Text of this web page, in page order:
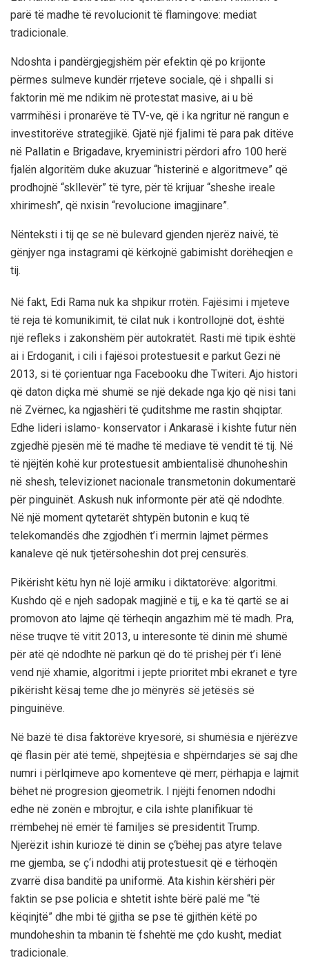
parë të madhe të revolucionit të flamingove: mediat
tradicionale.
Ndoshta i pandërgjegjshëm për efektin që po krijonte
përmes sulmeve kundër rrjeteve sociale, që i shpalli si
faktorin më me ndikim në protestat masive, ai u bë
varrmihësi i pronarëve të TV-ve, që i ka ngritur në rangun e
investitorëve strategjikë. Gjatë një fjalimi të para pak ditëve
në Pallatin e Brigadave, kryeministri përdori afro 100 herë
fjalën algoritëm duke akuzuar “histerinë e algoritmeve” që
prodhojnë “skllevër” të tyre, për të krijuar “sheshe ireale
xhirimesh”, që nxisin “revolucione imagjinare”.
Nënteksti i tij qe se në bulevard gjenden njerëz naivë, të
gënjyer nga instagrami që kërkojnë gabimisht dorëheqjen e
tij.
Në fakt, Edi Rama nuk ka shpikur rrotën. Fajësimi i mjeteve
të reja të komunikimit, të cilat nuk i kontrollojnë dot, është
një refleks i zakonshëm për autokratët. Rasti më tipik është
ai i Erdoganit, i cili i fajësoi protestuesit e parkut Gezi në
2013, si të çorientuar nga Facebooku dhe Twiteri. Ajo histori
që daton diçka më shumë se një dekade nga kjo që nisi tani
në Zvërnec, ka ngjashëri të çuditshme me rastin shqiptar.
Edhe lideri islamo- konservator i Ankarasë i kishte futur nën
zgjedhë pjesën më të madhe të mediave të vendit të tij. Në
të njëjtën kohë kur protestuesit ambientalisë dhunoheshin
në shesh, televizionet nacionale transmetonin dokumentarë
për pinguinët. Askush nuk informonte për atë që ndodhte.
Në një moment qytetarët shtypën butonin e kuq të
telekomandës dhe zgjodhën t’i merrnin lajmet përmes
kanaleve që nuk tjetërsoheshin dot prej censurës.
Pikërisht këtu hyn në lojë armiku i diktatorëve: algoritmi.
Kushdo që e njeh sadopak magjinë e tij, e ka të qartë se ai
promovon ato lajme që tërheqin angazhim më të madh. Pra,
nëse truqve të vitit 2013, u interesonte të dinin më shumë
për atë që ndodhte në parkun që do të prishej për t’i lënë
vend një xhamie, algoritmi i jepte prioritet mbi ekranet e tyre
pikërisht kësaj teme dhe jo mënyrës së jetësës së
pinguinëve.
Në bazë të disa faktorëve kryesorë, si shumësia e njërëzve
që flasin për atë temë, shpejtësia e shpërndarjes së saj dhe
numri i përlqimeve apo komenteve që merr, përhapja e lajmit
bëhet në progresion gjeometrik. I njëjti fenomen ndodhi
edhe në zonën e mbrojtur, e cila ishte planifikuar të
rrëmbehej në emër të familjes së presidentit Trump.
Njerëzit ishin kuriozë të dinin se ç‘bëhej pas atyre telave
me gjemba, se ç‘i ndodhi atij protestuesit që e tërhoqën
zvarrë disa banditë pa uniformë. Ata kishin kërshëri për
faktin se pse policia e shtetit ishte bërë palë me “të
këqinjtë” dhe mbi të gjitha se pse të gjithën këtë po
mundoheshin ta mbanin të fshehtë me çdo kusht, mediat
tradicionale.